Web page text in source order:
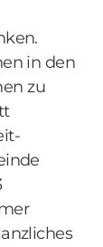
in den
zu